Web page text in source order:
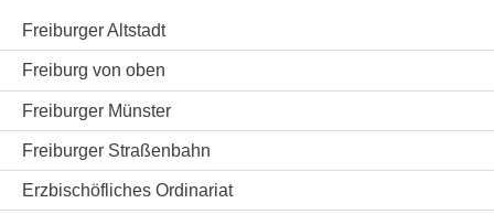
Freiburger Altstadt
Freiburg von oben
Freiburger Münster
Freiburger Straßenbahn
Erzbischöfliches Ordinariat